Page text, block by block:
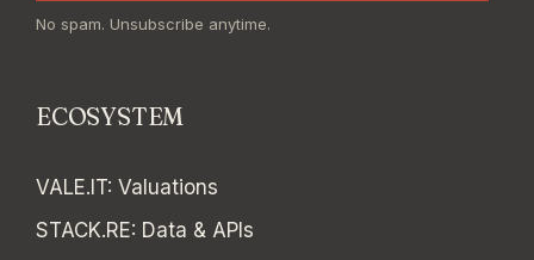
No spam. Unsubscribe anytime.
ECOSYSTEM
VALE.IT: Valuations
STACK.RE: Data & APIs